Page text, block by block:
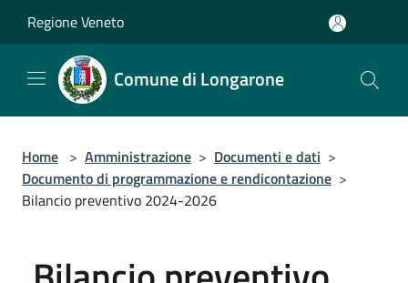
Regione Veneto
Comune di Longarone
Home > Amministrazione > Documenti e dati >
Documento di programmazione e rendicontazione >
Bilancio preventivo 2024-2026